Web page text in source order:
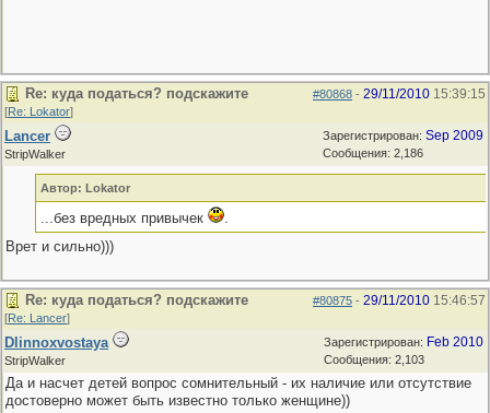
#80868 - 29/11/2010 15:39:15
Re: куда податься? подскажите
[Re: Lokator]
Зарегистрирован: Sep 2009
Сообщения: 2,186
Lancer
StripWalker
Автор: Lokator
...без вредных привычек
.
Врет и сильно)))
#80875 - 29/11/2010 15:46:57
Re: куда податься? подскажите
[Re: Lancer]
Зарегистрирован: Feb 2010
Сообщения: 2,103
Dlinnoxvostaya
StripWalker
Да и насчет детей вопрос сомнительный - их наличие или отсутствие
достоверно может быть известно только женщине))